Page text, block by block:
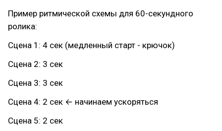
Пример ритмической схемы для 60-секундного
ролика:
Сцена 1: 4 сек (медленный старт - крючок)
Сцена 2: 3 сек
Сцена 3: 3 сек
Сцена 4: 2 сек ← начинаем ускоряться
Сцена 5: 2 сек